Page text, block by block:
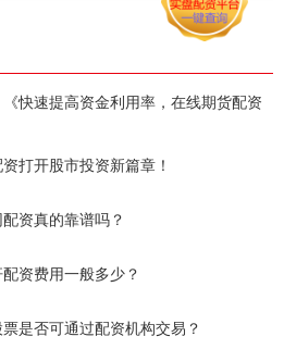
快速提高资金利用率，在线期货配资
打开股市投资新篇章！
资真的靠谱吗？
资费用一般多少？
是否可通过配资机构交易？